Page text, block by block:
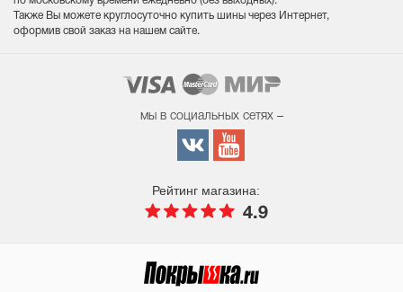
Также Вы можете круглосуточно купить шины через Интернет,
оформив свой заказ на нашем сайте.
мы в социальных сетях –
Рейтинг магазина:
4.9